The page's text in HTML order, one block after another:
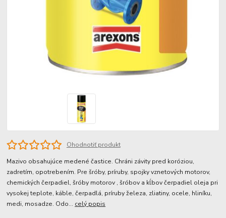
Ohodnotiť produkt
Mazivo obsahujúce medené častice. Chráni závity pred koróziou,
zadretím, opotrebením. Pre šróby, príruby, spojky vznetových motorov,
chemických čerpadiel, šróby motorov , šróbov a kĺbov čerpadiel oleja pri
vysokej teplote, káble, čerpadlá, príruby železa, zliatiny, ocele, hliníku,
medi, mosadze. Odo... celý popis